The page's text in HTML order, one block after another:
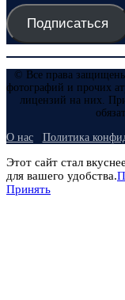
Подписаться
© Все права
фотографий и прочих
лицензий на них.
О нас Политика
Этот сайт стал
для вашего удобства.
Принять